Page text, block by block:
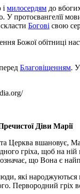
милосердям до
У протоєвангелїї
Богові свою
Божої обітниці
Благовіщенням.
Діви Марії
Церква вшановує,
гріха, щоб на
що Вона є
які народжуються
Первородний гріх